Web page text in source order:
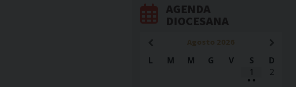
AGENDA
DIOCESANA
L
M M G V S
D
1
• •
2